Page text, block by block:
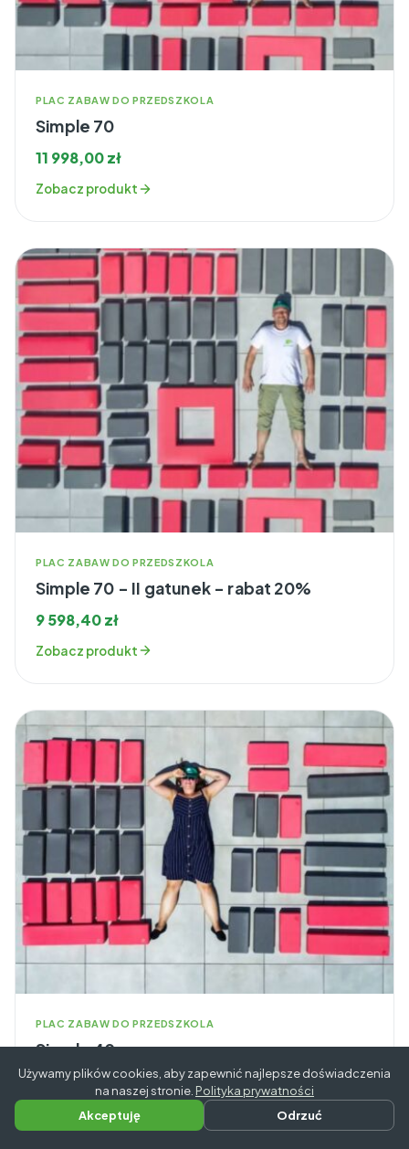
PLAC ZABAW DO PRZEDSZKOLA
Simple 70
11 998,00zł
Zobacz produkt
PLAC ZABAW DO PRZEDSZKOLA
Simple 70 – II gatunek – rabat 20%
9 598,40zł
Zobacz produkt
PLAC ZABAW DO PRZEDSZKOLA
Simple 40
6 900,00zł
Zobacz produkt
Napisz do nas Zadzwoń
Używamy plików cookies, aby zapewnić najlepsze doświadczenia
na naszej stronie. Polityka prywatności
Akceptuję
Odrzuć